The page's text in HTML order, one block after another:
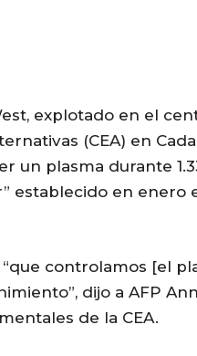
explotado en el
(CEA) en
un plasma durante
establecido en enero
controlamos [el
dijo a AFP
de la CEA.